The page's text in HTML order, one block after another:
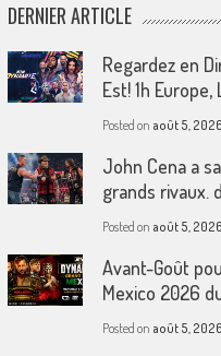
DERNIER ARTICLE
Regardez en
Est! 1h Europe,
Posted on août 5, 2026
John Cena a
grands rivaux.
Posted on août 5, 2026
Avant-Goût
Mexico 2026
Posted on août 5, 2026